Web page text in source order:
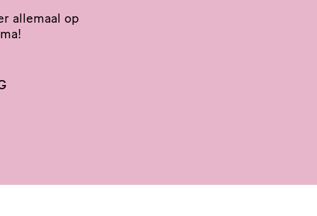
allemaal op